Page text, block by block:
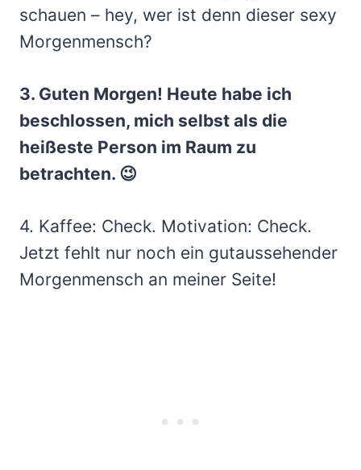
schauen – hey, wer ist denn dieser sexy
Morgenmensch?
3. Guten Morgen! Heute habe ich
beschlossen, mich selbst als die
heißeste Person im Raum zu
betrachten. 😉
4. Kaffee: Check. Motivation: Check.
Jetzt fehlt nur noch ein gutaussehender
Morgenmensch an meiner Seite!